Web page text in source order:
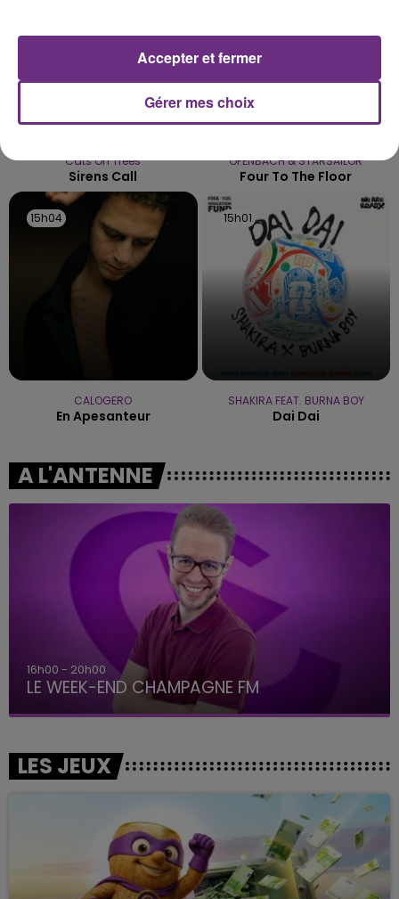
Cats On Trees
Sirens Call
OFENBACH & STARSAILOR
Four To The Floor
15h04
15h04
CALOGERO
En Apesanteur
15h01
15h01
SHAKIRA FEAT. BURNA BOY
Dai Dai
A L'ANTENNE
16h00 - 20h00
LE WEEK-END CHAMPAGNE FM
LES JEUX
Gérer mes choix
Accepter et fermer